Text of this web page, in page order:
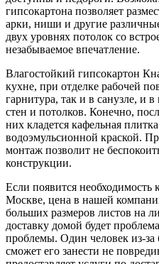
гипсокартона позволяет
арки, ниши и другие
двух уровнях потолок со
незабываемое впечатление.
Влагостойкий гипсокартон
кухне, при отделке рабочей
гарнитура, так и в санузле, и
стен и потолков. Конечно,
них кладется кафельная
водоэмульсионной краской.
монтаж позволит не
конструкции.
Если появится необходимость
Москве, цена в нашей
больших размеров листов на
доставку домой будет
проблемы. Один человек из-за
сможет его занести не